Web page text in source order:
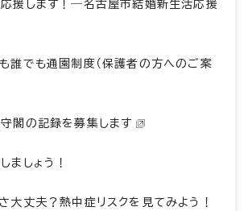
援します！―名古屋市結婚新生活応援
誰でも通園制度（保護者の方へのご案
閣の記録を募集します
ましょう！
大丈夫？熱中症リスクを見てみよう！